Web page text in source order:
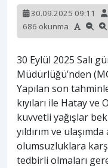
30.09.2025 09:11
686 okunma
30 Eylül 2025 Salı
Müdürlüğü’nden
Yapılan son
kıyıları ile Hatay
kuvvetli yağışlar
yıldırım ve
olumsuzluklara
tedbirli olmaları